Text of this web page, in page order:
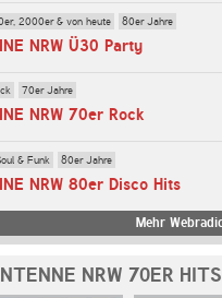
2000er & von heute 80er Jahre
NRW Ü30 Party
70er Jahre
NRW 70er Rock
& Funk 80er Jahre
NRW 80er Disco Hits
Mehr
NRW 70ER